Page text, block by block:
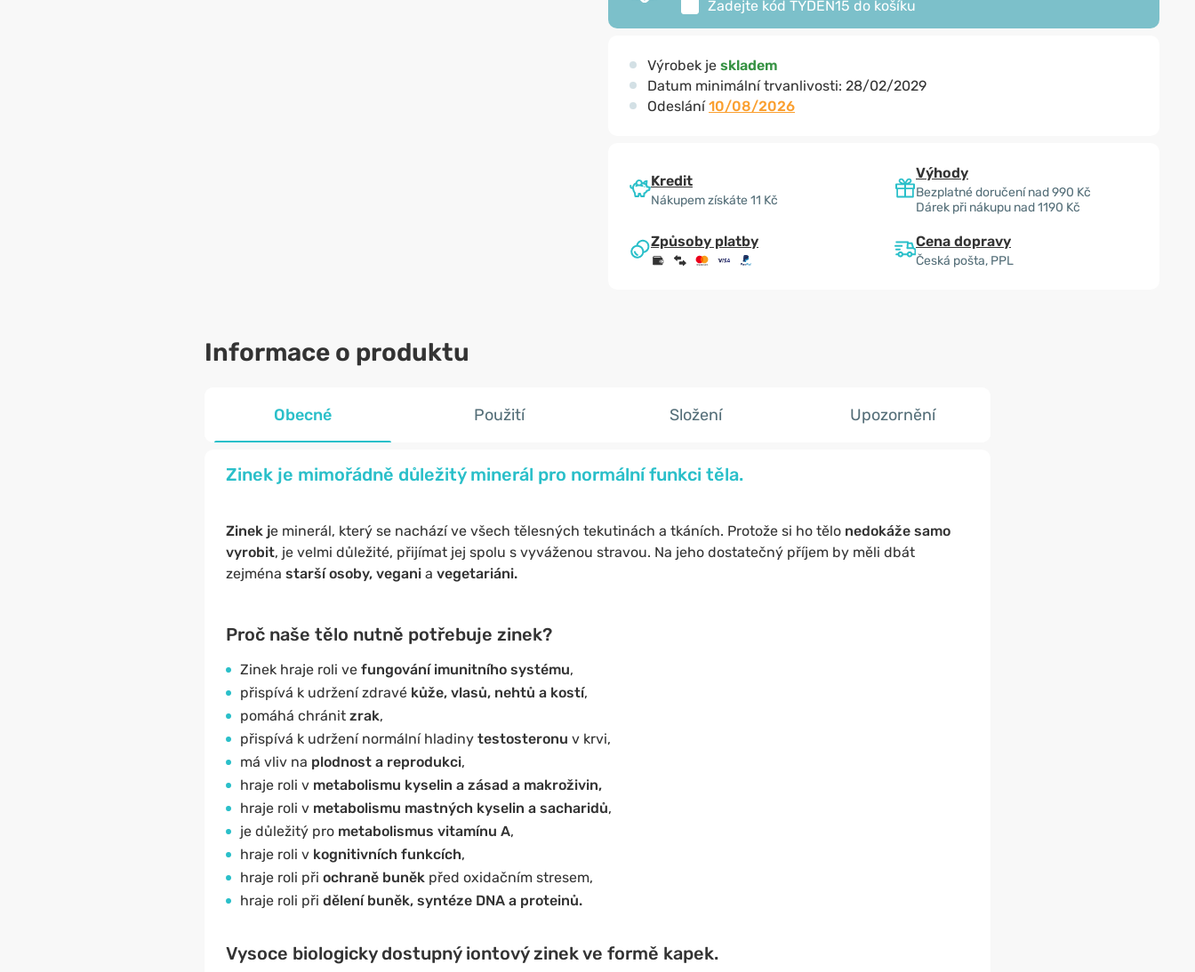
Zadejte kód TYDEN15 do košíku
Výrobek je skladem
Datum minimální trvanlivosti: 28/02/2029
Odeslání10/08/2026
Kredit
Nákupem získáte 11 Kč
Výhody
Bezplatné doručení nad 990 Kč
Dárek při nákupu nad 1190 Kč
Způsoby platby Cena dopravy
Česká pošta, PPL
Informace o produktu
Obecné Použití Složení Upozornění
Zinek je mimořádně důležitý minerál pro normální funkci těla.
Zinek je minerál, který se nachází ve všech tělesných tekutinách a tkáních. Protože si ho tělo nedokáže samo
vyrobit, je velmi důležité, přijímat jej spolu s vyváženou stravou. Na jeho dostatečný příjem by měli dbát
zejména starší osoby, vegania vegetariáni.
Proč naše tělo nutně potřebuje zinek?
Zinek hraje roli ve fungování imunitního systému,
přispívá k udržení zdravé kůže, vlasů, nehtů a kostí,
pomáhá chránit zrak,
přispívá k udržení normální hladiny testosteronu v krvi,
má vliv na plodnost a reprodukci,
hraje roli v metabolismu kyselin a zásad a makroživin,
hraje roli v metabolismu mastných kyselin a sacharidů,
je důležitý pro metabolismus vitamínu A,
hraje roli v kognitivních funkcích,
hraje roli při ochraně buněkpřed oxidačním stresem,
hraje roli při dělení buněk, syntéze DNA a proteinů.
Vysoce biologicky dostupný iontový zinek ve formě kapek.